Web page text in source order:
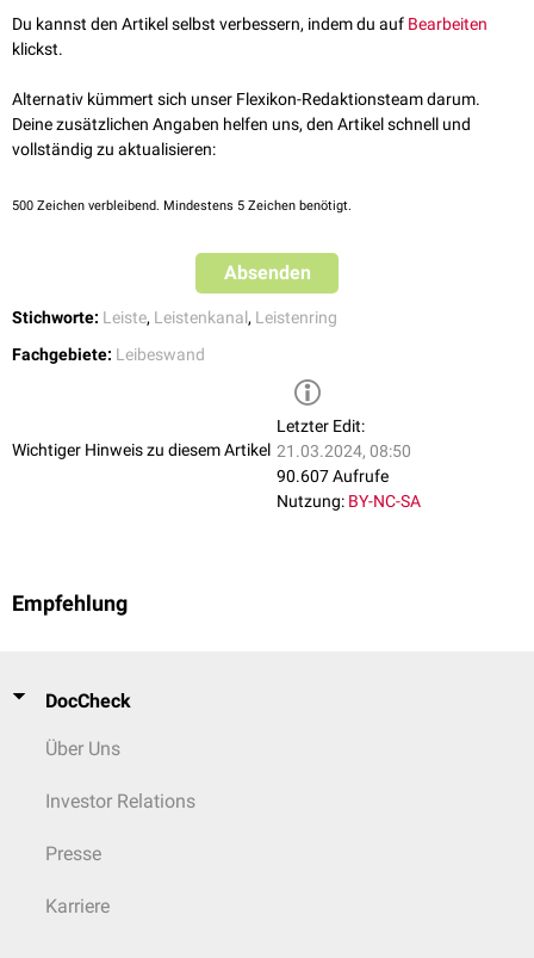
laterale
begrenzt wird. Diedorsale Wand bildet das
Ligamentum
reflexum
Fibrae intercrurales
Du kannst den Artikel selbst verbessern, indem du auf Bearbeiten
klickst.
Alternativ kümmert sich unser Flexikon-Redaktionsteam darum.
Deine zusätzlichen Angaben helfen uns, den Artikel schnell und
vollständig zu aktualisieren:
500 Zeichen verbleibend. Mindestens 5 Zeichen benötigt.
Absenden
Stichworte: Leiste, Leistenkanal, Leistenring
Fachgebiete: Leibeswand
Wichtiger Hinweis zu diesem Artikel
Letzter Edit:
21.03.2024, 08:50
90.607 Aufrufe
Nutzung: BY-NC-SA
Empfehlung
DocCheck
Über Uns
Investor Relations
Presse
Karriere